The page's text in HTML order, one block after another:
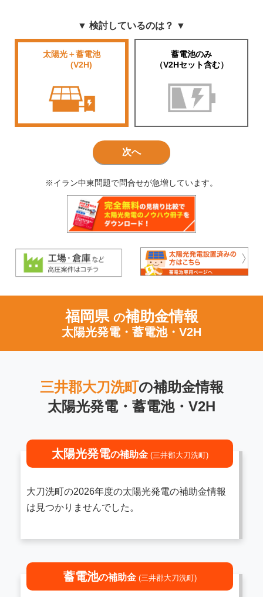
▼ 検討しているのは？ ▼
太陽光＋蓄電池
(V2H)
蓄電池のみ
（V2Hセット含む）
次へ
※イラン中東問題で問合せが急増しています。
福岡県 の補助金情報
太陽光発電・蓄電池・V2H
三井郡大刀洗町の補助金情報
太陽光発電・蓄電池・V2H
太陽光発電の補助金 (三井郡大刀洗町)
大刀洗町の2026年度の太陽光発電の補助金情報
は見つかりませんでした。
蓄電池の補助金 (三井郡大刀洗町)